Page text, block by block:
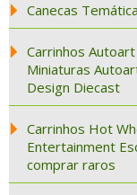
Canecas
Carrinhos
Miniaturas
Design Diecast
Carrinhos Hot
Entertainment
comprar raros